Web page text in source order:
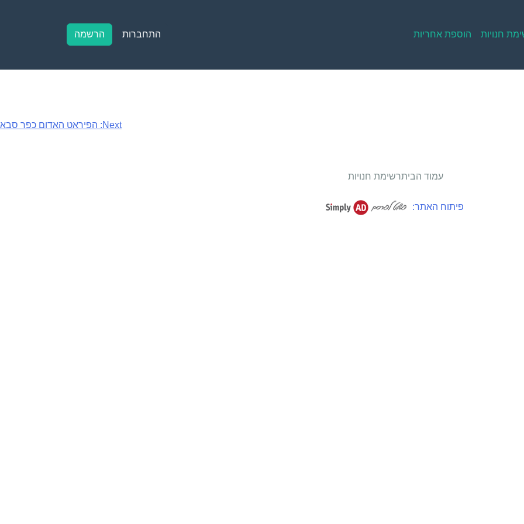
חנויות הוספת אחריות התחברות הרשמה
Next: הפיראט האדום כפר סבא
עמוד הביתרשימת חנויות
פיתוח האתר: